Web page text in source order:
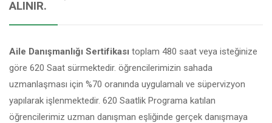
ALINIR.
Aile Danışmanlığı Sertifikası toplam 480 saat veya isteğinize
göre 620 Saat sürmektedir. öğrencilerimizin sahada
uzmanlaşması için %70 oranında uygulamalı ve süpervizyon
yapılarak işlenmektedir. 620 Saatlik Programa katılan
öğrencilerimiz uzman danışman eşliğinde gerçek danışmaya